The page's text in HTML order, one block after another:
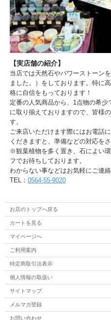
【実店舗の紹介】
当店では天然石やパワーストーン
ました。）をしております。特に
格に自信をもっております！
定番の人気商品から、1点物の希
に取り揃えておりますので、皆様
す。
ご来店いただけます際にはお電話
くだきますと、準備などの対応を
※観葉植物を多く置き、石によい
フでお待ちしております。
わからない事などはお気軽にご連絡
TEL： 0564-55-9020
お店のトップへ戻る
カートを見る
マイページへ
ご利用案内
特定商取引法表示
個人情報の取扱い
サイトマップ
メルマガ登録
お問い合わせ